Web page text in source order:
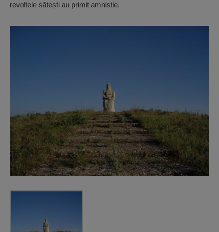
revoltele sătești au primit amnistie.